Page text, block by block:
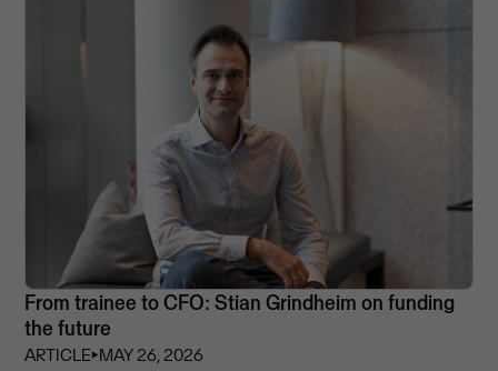
From trainee to CFO: Stian Grindheim on funding
the future
ARTICLE⏵MAY 26, 2026